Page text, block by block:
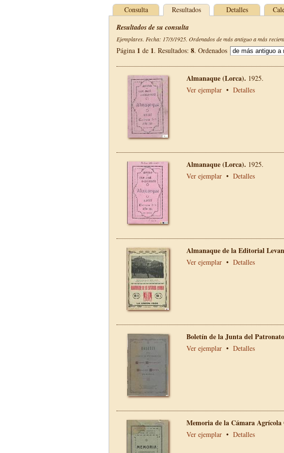
Consulta Resultados Detalles
Resultados de su consulta
Ejemplares. Fecha: 17/3/1925. Ordenados de más antiguo a más
Página 1 de 1. Resultados: 8. Ordenados
Almanaque (Lorca). 1925.
Ver ejemplar • Detalles
Almanaque (Lorca). 1925.
Ver ejemplar • Detalles
Almanaque de la Editorial
Ver ejemplar • Detalles
Boletín de la Junta del
Ver ejemplar • Detalles
Memoria de la Cámara
Ver ejemplar • Detalles